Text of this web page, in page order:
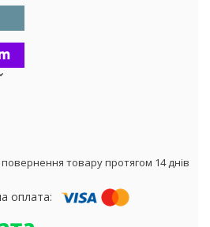
повернення товару протягом 14 днів